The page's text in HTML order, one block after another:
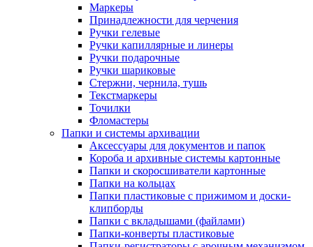
Маркеры
Принадлежности для черчения
Ручки гелевые
Ручки капиллярные и линеры
Ручки подарочные
Ручки шариковые
Стержни, чернила, тушь
Текстмаркеры
Точилки
Фломастеры
Папки и системы архивации
Аксессуары для документов и папок
Короба и архивные системы картонные
Папки и скоросшиватели картонные
Папки на кольцах
Папки пластиковые с прижимом и доски-
клипборды
Папки с вкладышами (файлами)
Папки-конверты пластиковые